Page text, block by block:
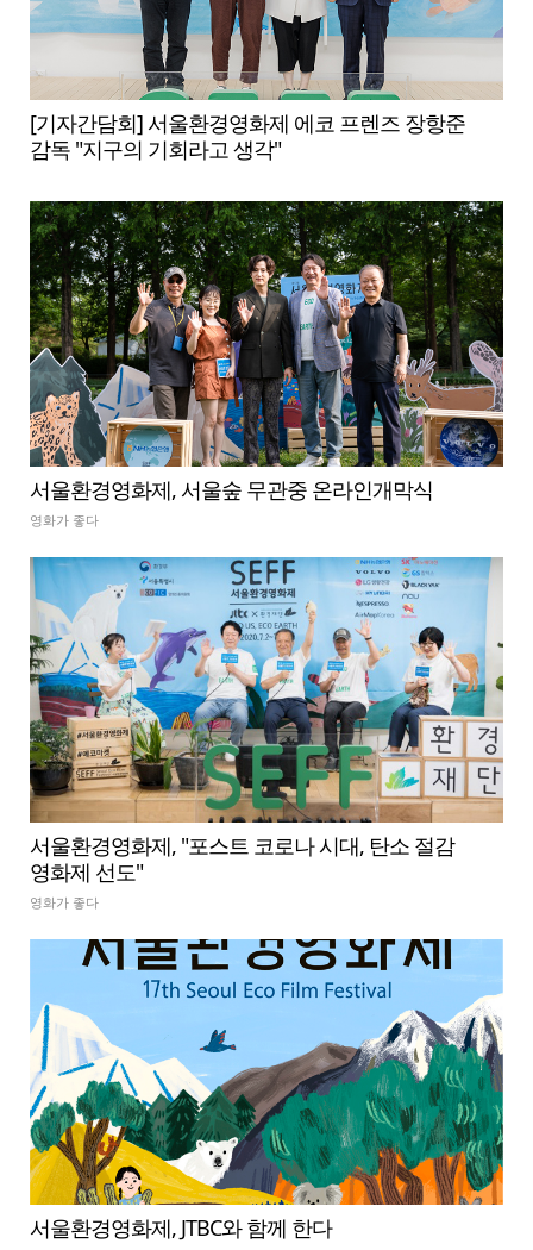
[기자간담회] 서울환경영화제 에코 프렌즈 장항준
감독 "지구의 기회라고 생각"
서울환경영화제, 서울숲 무관중 온라인개막식
영화가 좋다
서울환경영화제, "포스트 코로나 시대, 탄소 절감
영화제 선도"
영화가 좋다
서울환경영화제, JTBC와 함께 한다